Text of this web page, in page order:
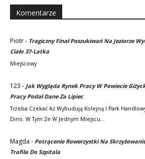
Komentarze
Piotr- Tragiczny Finał Poszukiwań Na Jeziorze
Ciało 37-Latka
Miejscowy
123 - Jak Wygląda Rynek Pracy W Powiecie
Pracy Podał Dane Za Lipiec
Trzeba Czekać Aż Wybudują Kolejną I Park
Dino. W Tym Że W Jednym Miejscu…
Magda - Potrącenie Rowerzystki Na
Trafiła Do Szpitala